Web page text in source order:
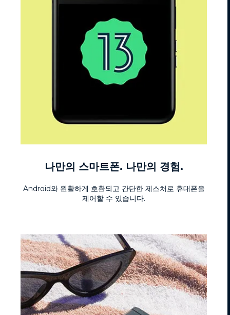
나만의 스마트폰. 나만의 경험.
Android와 원활하게 호환되고 간단한 제스처로 휴대폰을
제어할 수 있습니다.